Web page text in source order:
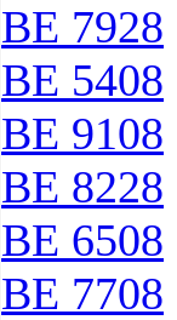
BE 7928
BE 5408
BE 9108
BE 8228
BE 6508
BE 7708